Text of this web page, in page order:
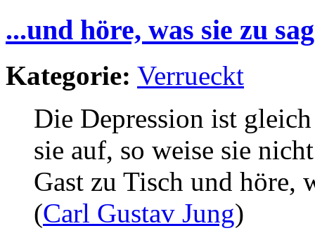
...und höre, was sie zu
Kategorie: Verrueckt
Die Depression ist
sie auf, so weise sie
Gast zu Tisch und höre,
(Carl Gustav Jung)